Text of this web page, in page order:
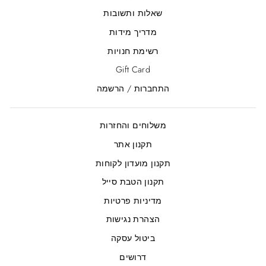
שאלות ותשובות
מדריך מידות
רשימת חנויות
Gift Card
התחברות / הרשמה
משלוחים והחזרות
תקנון אתר
תקנון מועדון לקוחות
תקנון הטבת סייל
מדיניות פרטיות
הצהרת נגישות
ביטול עסקה
דרושים